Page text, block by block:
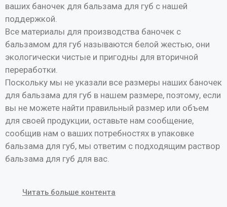
ваших баночек для бальзама для губ с нашей
поддержкой.
Все материалы для производства баночек с
бальзамом для губ называются белой жестью, они
экологически чистые и пригодны для вторичной
переработки.
Поскольку мы не указали все размеры наших баночек
для бальзама для губ в нашем размере, поэтому, если
вы не можете найти правильный размер или объем
для своей продукции, оставьте нам сообщение,
сообщив нам о ваших потребностях в упаковке
бальзама для губ, мы ответим с подходящим раствор
бальзама для губ для вас.
Читать больше контента